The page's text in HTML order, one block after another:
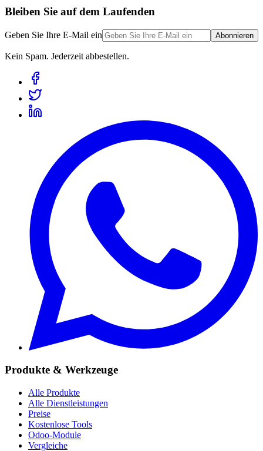
Bleiben Sie auf dem Laufenden
Geben Sie Ihre E-Mail ein Abonnieren
Kein Spam. Jederzeit abbestellen.
Produkte & Werkzeuge
Alle Produkte
Alle Dienstleistungen
Preise
Kostenlose Tools
Odoo-Module
Vergleiche